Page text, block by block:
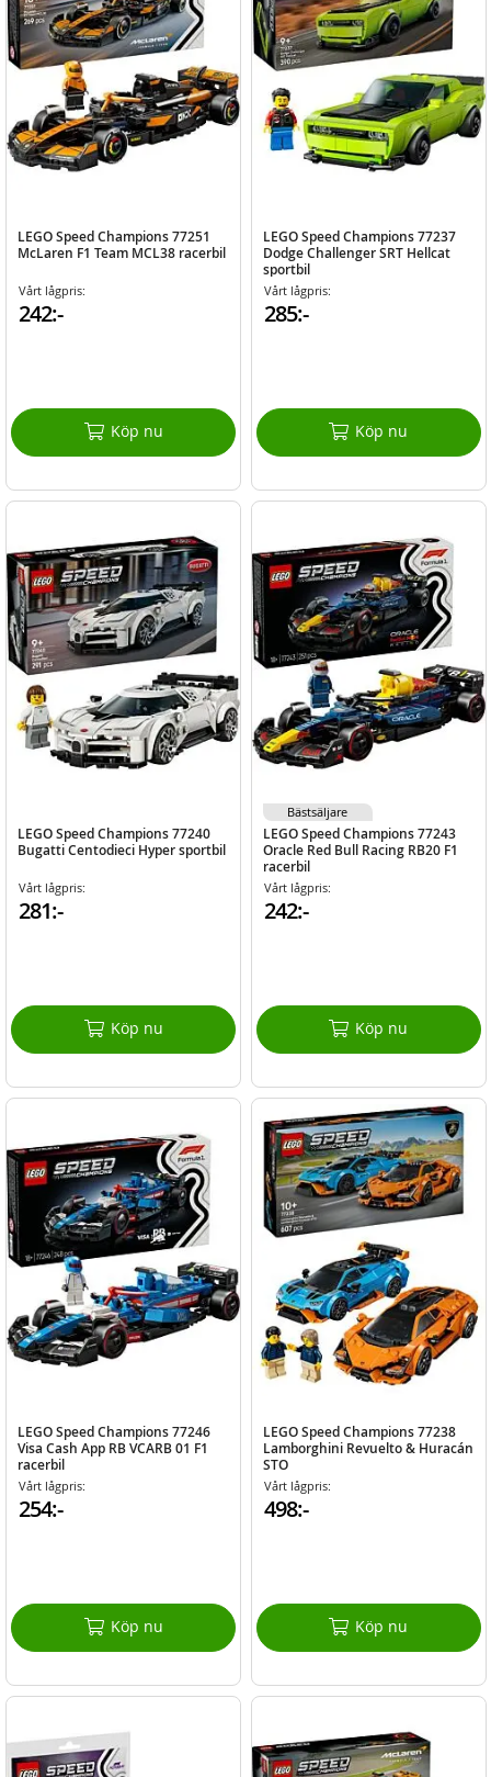
LEGO Speed Champions 77251
McLaren F1 Team MCL38 racerbil
Vårt lågpris:
242:-
Köp nu
LEGO Speed Champions 77237
Dodge Challenger SRT Hellcat
sportbil
Vårt lågpris:
285:-
Köp nu
LEGO Speed Champions 77240
Bugatti Centodieci Hyper sportbil
Vårt lågpris:
281:-
Köp nu
LEGO Speed Champions 77243
Oracle Red Bull Racing RB20 F1
racerbil
Vårt lågpris:
242:-
Köp nu
Bästsäljare
LEGO Speed Champions 77246
Visa Cash App RB VCARB 01 F1
racerbil
Vårt lågpris:
254:-
Köp nu
LEGO Speed Champions 77238
Lamborghini Revuelto & Huracán
STO
Vårt lågpris:
498:-
Köp nu